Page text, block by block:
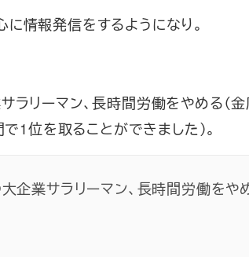
情報発信をするようになり。
リーマン、長時間労働をやめる（金
1位を取ることができました）。
業サラリーマン、長時間労働をや